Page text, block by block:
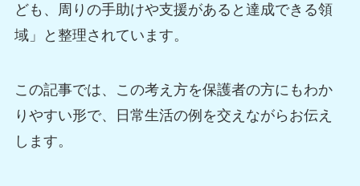
ども、周りの手助けや支援があると達成できる領
域」と整理されています。
この記事では、この考え方を保護者の方にもわか
りやすい形で、日常生活の例を交えながらお伝え
します。